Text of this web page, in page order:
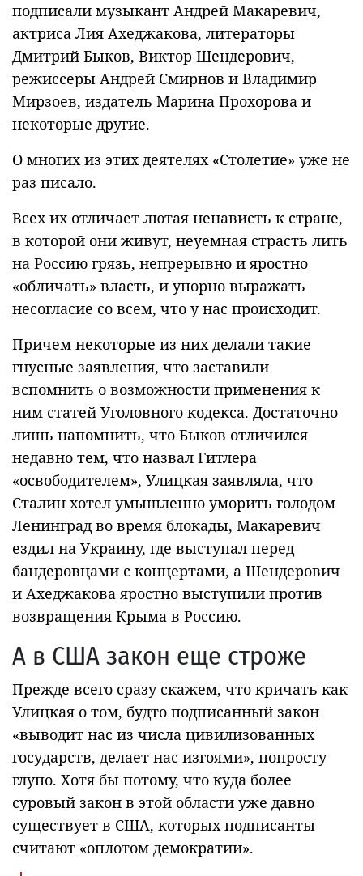
подписали музыкант Андрей Макаревич,
актриса Лия Ахеджакова, литераторы
Дмитрий Быков, Виктор Шендерович,
режиссеры Андрей Смирнов и Владимир
Мирзоев, издатель Марина Прохорова и
некоторые другие.
О многих из этих деятелях «Столетие» уже не
раз писало.
Всех их отличает лютая ненависть к стране,
в которой они живут, неуемная страсть лить
на Россию грязь, непрерывно и яростно
«обличать» власть, и упорно выражать
несогласие со всем, что у нас происходит.
Причем некоторые из них делали такие
гнусные заявления, что заставили
вспомнить о возможности применения к
ним статей Уголовного кодекса. Достаточно
лишь напомнить, что Быков отличился
недавно тем, что назвал Гитлера
«освободителем», Улицкая заявляла, что
Сталин хотел умышленно уморить голодом
Ленинград во время блокады, Макаревич
ездил на Украину, где выступал перед
бандеровцами с концертами, а Шендерович
и Ахеджакова яростно выступили против
возвращения Крыма в Россию.
А в США закон еще строже
Прежде всего сразу скажем, что кричать как
Улицкая о том, будто подписанный закон
«выводит нас из числа цивилизованных
государств, делает нас изгоями», попросту
глупо. Хотя бы потому, что куда более
суровый закон в этой области уже давно
существует в США, которых подписанты
считают «оплотом демократии».